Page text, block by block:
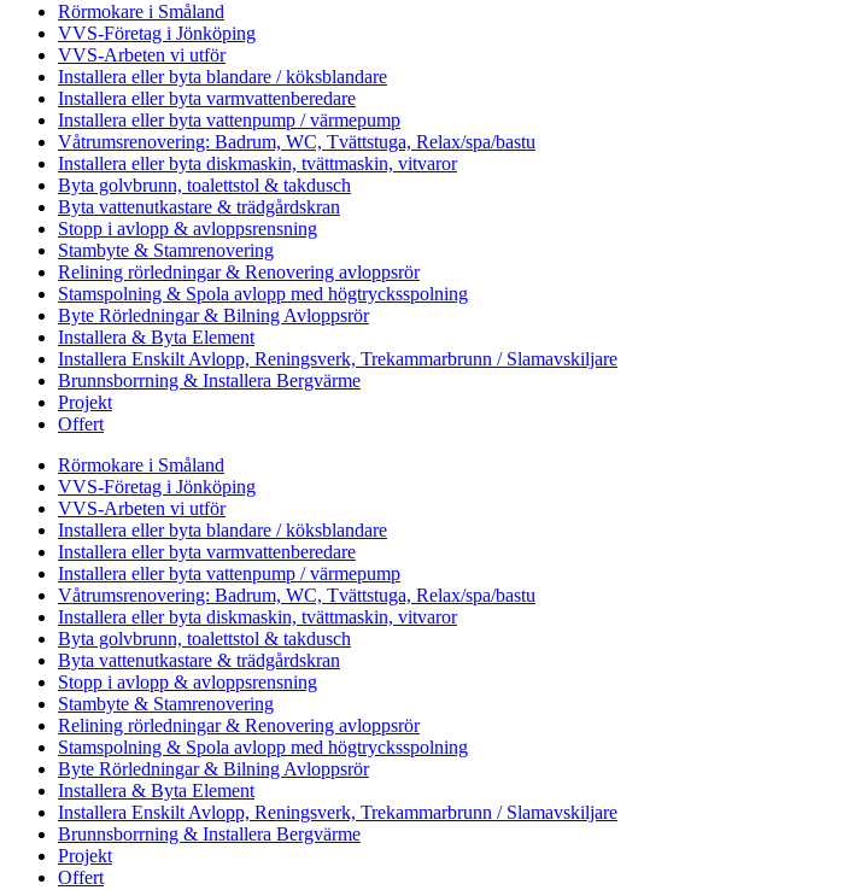
Rörmokare i Småland
VVS-Företag i Jönköping
VVS-Arbeten vi utför
Installera eller byta blandare / köksblandare
Installera eller byta varmvattenberedare
Installera eller byta vattenpump / värmepump
Våtrumsrenovering: Badrum, WC, Tvättstuga, Relax/spa/bastu
Installera eller byta diskmaskin, tvättmaskin, vitvaror
Byta golvbrunn, toalettstol & takdusch
Byta vattenutkastare & trädgårdskran
Stopp i avlopp & avloppsrensning
Stambyte & Stamrenovering
Relining rörledningar & Renovering avloppsrör
Stamspolning & Spola avlopp med högtrycksspolning
Byte Rörledningar & Bilning Avloppsrör
Installera & Byta Element
Installera Enskilt Avlopp, Reningsverk, Trekammarbrunn / Slamavskiljare
Brunnsborrning & Installera Bergvärme
Projekt
Offert
Rörmokare i Småland
VVS-Företag i Jönköping
VVS-Arbeten vi utför
Installera eller byta blandare / köksblandare
Installera eller byta varmvattenberedare
Installera eller byta vattenpump / värmepump
Våtrumsrenovering: Badrum, WC, Tvättstuga, Relax/spa/bastu
Installera eller byta diskmaskin, tvättmaskin, vitvaror
Byta golvbrunn, toalettstol & takdusch
Byta vattenutkastare & trädgårdskran
Stopp i avlopp & avloppsrensning
Stambyte & Stamrenovering
Relining rörledningar & Renovering avloppsrör
Stamspolning & Spola avlopp med högtrycksspolning
Byte Rörledningar & Bilning Avloppsrör
Installera & Byta Element
Installera Enskilt Avlopp, Reningsverk, Trekammarbrunn / Slamavskiljare
Brunnsborrning & Installera Bergvärme
Projekt
Offert